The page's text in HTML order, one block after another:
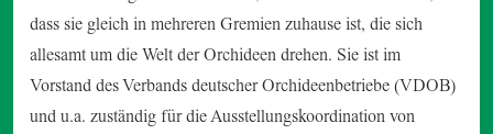
dass sie gleich in mehreren Gremien zuhause ist, die sich
allesamt um die Welt der Orchideen drehen. Sie ist im
Vorstand des Verbands deutscher Orchideenbetriebe (VDOB)
und u.a. zuständig für die Ausstellungskoordination von